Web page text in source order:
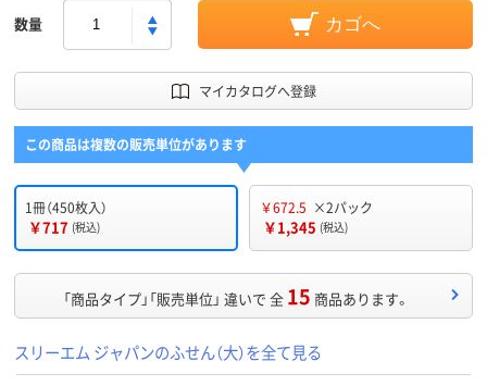
数量 カゴへ
マイカタログへ登録
この商品は複数の販売単位があります
1冊（450枚入）
￥717 (税込)
￥672.5 ×2パック
￥1,345 (税込)
「商品タイプ」「販売単位」 違いで 全 15 商品あります。
スリーエム ジャパンのふせん（大）を全て見る